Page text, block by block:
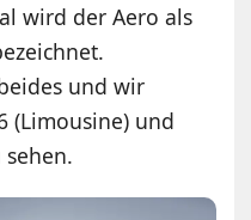
wird der Aero als
und wir
(Limousine) und
sehen.